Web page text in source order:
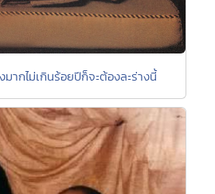
ากไม่เกินร้อยปีก็จะต้องละร่างนี้